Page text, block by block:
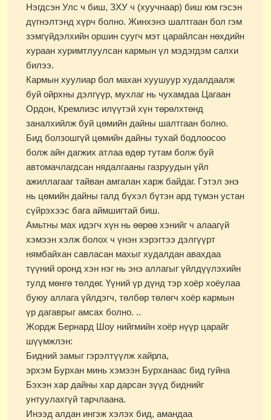
Нэгдсэн Улс ч биш, ЗХУ ч (хуучнаар) биш юм гэсэн
дүгнэлтэнд хүрч болно. Жинхэнэ шалтгаан бол гэм
зэмгүйдэлхийн оршин суугч мэт царайлсан нөхдийн
хураан хуримтлуулсан кармын үл мэдэгдэм салхи
билээ.
Кармын хуулиар бол махан хуушуур худалдаалж
буй ойрхны дэлгүүр, мухлаг нь чухамдаа Цагаан
Ордон, Кремлиэс илүүтэй хүн төрөлхтөнд
заналхийлж буй цөмийн дайны шалтгаан болно.
Бид болзошгүй цөмийн дайны тухай бодлоосоо
болж айн дагжих атлаа өдөр тутам болж буй
автомачлагдсан нядалгааны газруудын үйл
ажиллагааг тайван амгалан харж байдаг. Гэтэл энэ
нь цөмийн дайны галд бүхэл бүтэн ард түмэн устан
сүйрэхээс бага аймшигтай биш.
Амьтны мах идэгч хүн нь өөрөө хэнийг ч алаагүй
хэмээн хэлж болох ч үнэн хэрэгтээ дэлгүүрт
нямбайхан савласан махыг худалдан авахдаа
түүний оронд хэн нэг нь энэ аллагыг үйлдүүлэхийн
тулд мөнгө төлдөг. Үүний үр дүнд тэр хоёр хоёулаа
буюу аллага үйлдэгч, төлбөр төлөгч хоёр кармын
үр дагаврыг амсах болно. ..
Жордж Бернард Шоу нийгмийн хоёр нүүр царайг
шүүмжлэн:
Бидний замыг гэрэлтүүлж хайрла,
эрхэм Бурхан минь хэмээн Бурханаас бид гуйна
Бэхэн хар дайны хар дарсан зүүд биднийг
унтуулахгүй тарчлаана.
Инээд алдан ингэж хэлэх бид, амандаа